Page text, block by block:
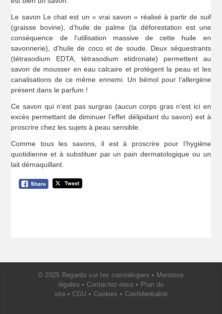
Le savon Le chat est un « vrai savon » réalisé à partir de suif
(graisse bovine), d’huile de palme (la déforestation est une
conséquence de l’utilisation massive de cette huile en
savonnerie), d’huile de coco et de soude. Deux séquestrants
(tétrasodium EDTA, tétrasodium etidronate) permettent au
savon de mousser en eau calcaire et protègent la peau et les
canalisations de ce même ennemi. Un bémol pour l’allergène
présent dans le parfum !
Ce savon qui n’est pas surgras (aucun corps gras n’est ici en
excès permettant de diminuer l’effet délipidant du savon) est à
proscrire chez les sujets à peau sensible.
Comme tous les savons, il est à proscrire pour l’hygiène
quotidienne et à substituer par un pain dermatologique ou un
lait démaquillant.
© 2025 Regards sur les cosmétiques • Mentions
légales • Contactez-nous • Plan du
site• CGU • Cookies • Confidentialité